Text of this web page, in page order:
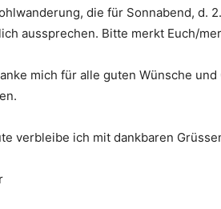
die für Sonnabend, d.
aussprechen. Bitte merkt Euch/
mich für alle guten Wünsche
verbleibe ich mit dankbaren